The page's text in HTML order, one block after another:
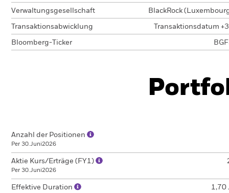
Verwaltungsgesellschaft BlackRock
Transaktionsabwicklung Transaktionsdatum
Bloomberg-Ticker
Anzahl der Positionen
Per 30.Juni2026
Aktie Kurs/Erträge (FY1)
Per 30.Juni2026
Effektive Duration 1,70